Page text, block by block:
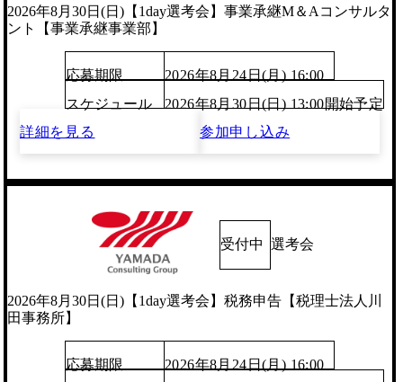
2026年8月30日(日)【1day選考会】事業承継M＆Aコンサルタ
ント【事業承継事業部】
応募期限
2026年8月24日(月) 16:00
スケジュール
2026年8月30日(日) 13:00開始予定
詳細を見る
参加申し込み
受付中 選考会
2026年8月30日(日)【1day選考会】税務申告【税理士法人川
田事務所】
応募期限
2026年8月24日(月) 16:00